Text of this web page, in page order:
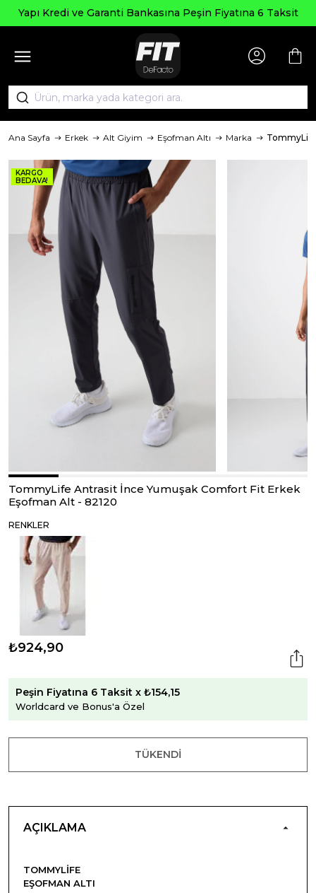
Yapı Kredi ve Garanti Bankasına Peşin Fiyatına 6 Taksit
Ana Sayfa Erkek Alt Giyim Eşofman Altı Marka TommyLife
KARGO
BEDAVA!
TommyLife Antrasit İnce Yumuşak Comfort Fit Erkek
Eşofman Alt - 82120
RENKLER
₺924,90
Peşin Fiyatına 6 Taksit x ₺154,15
Worldcard ve Bonus'a Özel
TÜKENDI
AÇIKLAMA
TOMMYLIFE
EŞOFMAN ALTI